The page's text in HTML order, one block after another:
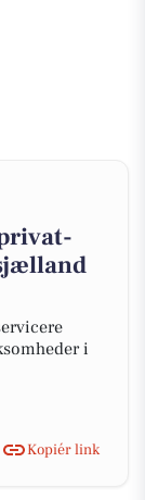
i
Kopiér link